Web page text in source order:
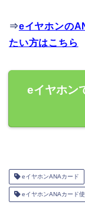
⇒eイヤホンの
たい方はこちら
eイヤホン
eイヤホンANAカード
eイヤホンANAカード